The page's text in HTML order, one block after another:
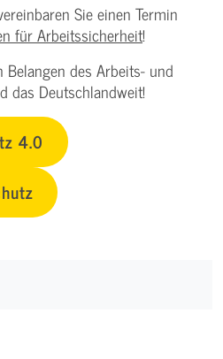
Sie einen Termin
für Arbeitssicherheit!
des Arbeits- und
das Deutschlandweit!
4.0